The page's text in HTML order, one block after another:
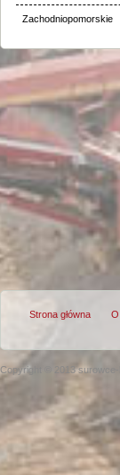
Zachodniopomorskie
Strona główna
Copyright © 2013